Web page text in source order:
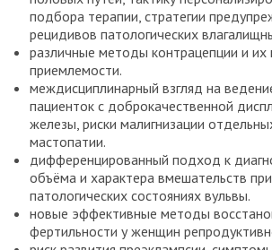
подбора терапии, стратегии
рецидивов патологических
различные методы контрацепции и их
приемлемости.
междисциплинарный взгляд на
пациенток с доброкачественной
железы, риски малигнизации
мастопатии.
дифференцированный подход к
объёма и характера вмешательств
патологических состояниях вульвы.
новые эффективные методы
фертильности у женщин